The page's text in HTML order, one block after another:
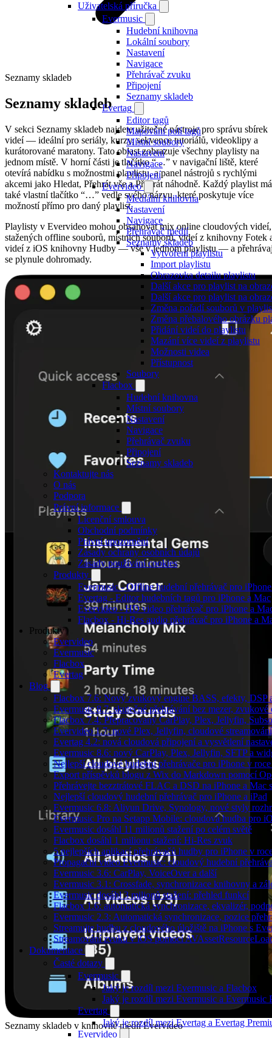
Uživatelská příručka
Evermusic
Hudební knihovna
Lokální soubory
Nastavení
Navigace
Přehrávač zvuku
Připojení
Seznamy skladeb
Evertag
Editor tagů
Mapování polí tagů
Místní soubory
Nastavení
Navigace
Připojení
Evervideo
Mediální knihovna
Nastavení
Navigace
Přehrávač médií
Seznamy skladeb
Vytvoření playlistu
Import playlistu
Obrazovka detailu playlistu
Další akce pro playlist na
Další akce pro playlist na
Změna pořadí souborů v
Změna přebalového obrázku
Přidání videí do playlistu
Mazání více videí z playlistu
Možnosti videa
Přístupnost
Soubory
Flacbox
Hudební knihovna
Místní soubory
Nastavení
Navigace
Přehrávač zvuku
Připojení
Seznamy skladeb
Kontaktujte nás
O nás
Podpora
Právní informace
Licenční smlouva
Obchodní podmínky
Právní upozornění
Zásady ochrany osobních údajů
Zásady používání cookies
Produkty
Evermusic - Offline hudební přehrávač pro
Evertag - Editor hudebních tagů pro iPhone a Mac
Evervideo - HD video přehrávač pro iPhone a
Flacbox - Hi-Res audio přehrávač pro iPhone a
Produkty
Evervideo
Evermusic
Flacbox
Evertag
Blog
Flacbox 7.6: Nový zvukový engine BASS, efekty, DSP
Evermusic 8.7: skutečné přehrávání bez mezer,
Flacbox 7.4: Přepracovaný CarPlay, Plex, Jellyfin,
Evervideo 1.7: nové Plex, Jellyfin, cloudové
Evertag 4.2: nová cloudová připojení a vysvětlení
Evermusic 8.6: nový CarPlay, Plex, Jellyfin, SFTP a
Nejlepší cloudové hudební přehrávače pro iPhone v
Export příspěvků blogu z Wix do Markdown pomocí
Přehrávejte bezztrátové FLAC a DSD na iPhone a Mac
Nejlepší cloudový hudební přehrávač pro iPhone a iPad
Evermusic 6.8: Aliyun Drive, Synology, nové styly
Evermusic Pro na Setapp Mobile: cloudová hudba pro
Evermusic dosáhl 11 milionů stažení po celém světě
Flacbox dosáhl 1 milionu stažení: Hi-Res zvuk
5 nejlepších aplikací přehrávačů hudby pro iPhone v
Propagační video Evermusic: cloudový hudební
Evermusic 3.6: CarPlay, VoiceOver a další
Evermusic 3.1: Crossfade, synchronizace knihovny a
Evermusic dosáhl 3 milionů stažení: přehled funkcí
Flacbox 1.6: automatická synchronizace, ekvalizér,
Evermusic 2.3: Automatická synchronizace, pozice
Streamujte hudbu z cloudového úložiště na iPhone s
Streamování zvuku v iOS pomocí
Dokumentace
Časté dotazy
Evermusic
Jaký je rozdíl mezi Evermusic a Flacbox
Jaký je rozdíl mezi Evermusic a Evermusic
Evertag
Jaký je rozdíl mezi Evertag a Evertag
Evervideo
Seznamy skladeb
Seznamy skladeb
V sekci Seznamy skladeb najdete užitečné nástroje pro správu sbírek
videí — ideální pro seriály, kurzy, sekvence tutoriálů, videoklipy a
kurátorované maratony. Tato oblast zobrazuje všechny playlisty na
jednom místě. V horní části je tlačítko “…” v navigační liště, které
otevírá nabídku s možnostmi playlistu, a panel nástrojů s rychlými
akcemi jako Hledat, Přehrát vše a Přehrát náhodně. Každý playlist má
také vlastní tlačítko “…” vedle svého názvu, které poskytuje více
možností přímo pro daný playlist.
Playlisty v Evervideo mohou obsahovat mix online cloudových videí,
stažených offline souborů, místních souborů, videí z knihovny Fotek
videí z iOS knihovny Hudby — vše v jednom playlistu — a
se plynule dohromady.
Seznamy skladeb v knihovně médií Evervideo